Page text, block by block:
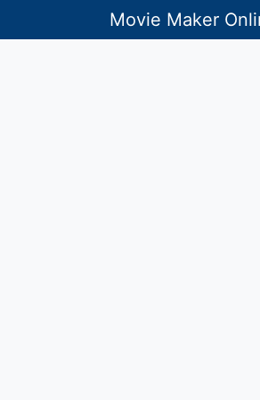
Movie Maker